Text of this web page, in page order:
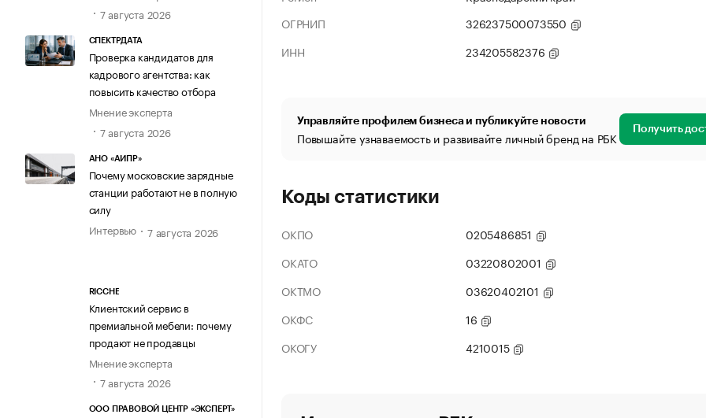
7 августа 2026
СПЕКТРДАТА
Проверка кандидатов для
кадрового агентства: как
повысить качество отбора
Мнение эксперта
7 августа 2026
АНО «АИПР»
Почему московские зарядные
станции работают не в полную
силу
Интервью
7 августа 2026
RICCHE
Клиентский сервис в
премиальной мебели: почему
продают не продавцы
Мнение эксперта
7 августа 2026
ООО ПРАВОВОЙ ЦЕНТР «ЭКСПЕРТ»
ОГРНИП
326237500073550
ИНН
234205582376
Управляйте профилем бизнеса и публикуйте новости
Повышайте узнаваемость и развивайте личный бренд на РБК Получить
Коды статистики
ОКПО
0205486851
ОКАТО
03220802001
ОКТМО
03620402101
ОКФС
16
ОКОГУ
4210015